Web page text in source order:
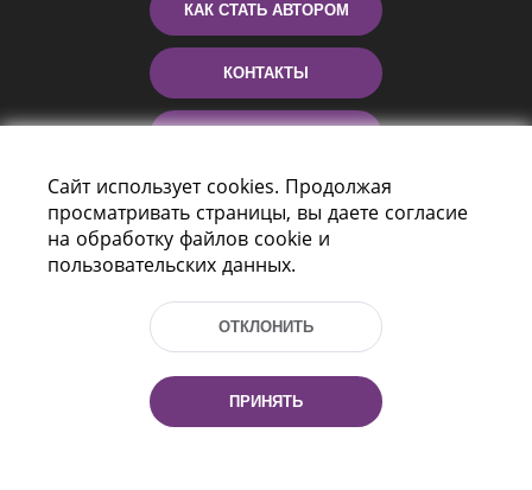
КАК СТАТЬ АВТОРОМ
КОНТАКТЫ
г. Минск, Республика Беларусь, 220114
Тел.: (+375 17) 368 37 37, Факс: (+375 17)
Сайт использует cookies. Продолжая
просматривать страницы, вы даете согласие
на обработку файлов cookie и
пользовательских данных.
ОТКЛОНИТЬ
ПРИНЯТЬ